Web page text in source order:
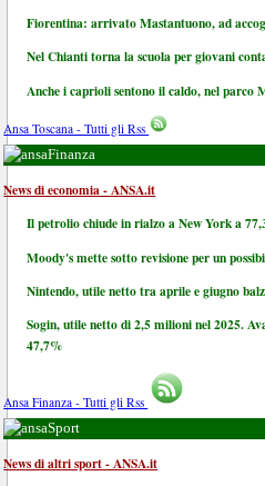
Fiorentina: arrivato Mastantuono, ad
Nel Chianti torna la scuola per giovani
Anche i caprioli sentono il caldo, nel
Ansa Toscana - Tutti gli Rss
Finanza
News di economia - ANSA.it
Il petrolio chiude in rialzo a New York a
Moody's mette sotto revisione per un
Nintendo, utile netto tra aprile e giugno
Sogin, utile netto di 2,5 milioni nel 2025.
47,7%
Ansa Finanza - Tutti gli Rss
Sport
News di altri sport - ANSA.it